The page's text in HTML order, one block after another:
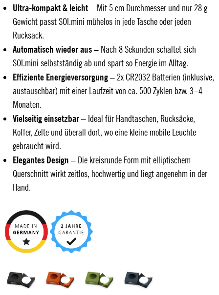
Ultra-kompakt & leicht– Mit 5 cm Durchmesser und nur 28 g
Gewicht passt SOI.mini mühelos in jede Tasche oder jeden
Rucksack.
Automatisch wieder aus– Nach 8 Sekunden schaltet sich
SOI.mini selbstständig ab und spart so Energie im Alltag.
Effiziente Energieversorgung– 2x CR2032 Batterien (inklusive,
austauschbar) mit einer Laufzeit von ca. 500 Zyklen bzw. 3–4
Monaten.
Vielseitig einsetzbar– Ideal für Handtaschen, Rucksäcke,
Koffer, Zelte und überall dort, wo eine kleine mobile Leuchte
gebraucht wird.
Elegantes Design – Die kreisrunde Form mit elliptischem
Querschnitt wirkt zeitlos, hochwertig und liegt angenehm in der
Hand.